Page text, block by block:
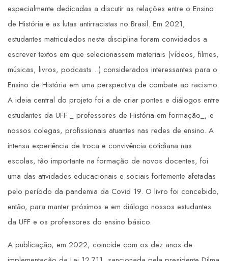
especialmente dedicadas a discutir as relações entre o Ensino
de História e as lutas antirracistas no Brasil. Em 2021,
estudantes matriculados nesta disciplina foram convidados a
escrever textos em que selecionassem materiais (vídeos, filmes,
músicas, livros, podcasts…) considerados interessantes para o
Ensino de História em uma perspectiva de combate ao racismo.
A ideia central do projeto foi a de criar pontes e diálogos entre
estudantes da UFF _ professores de História em formação_, e
nossos colegas, profissionais atuantes nas redes de ensino. A
intensa experiência de troca e convivência cotidiana nas
escolas, tão importante na formação de novos docentes, foi
uma das atividades educacionais e sociais fortemente afetadas
pelo período da pandemia da Covid 19. O livro foi concebido,
então, para manter próximos e em diálogo nossos estudantes
da UFF e os professores do ensino básico.
A publicação, em 2022, coincide com os dez anos de